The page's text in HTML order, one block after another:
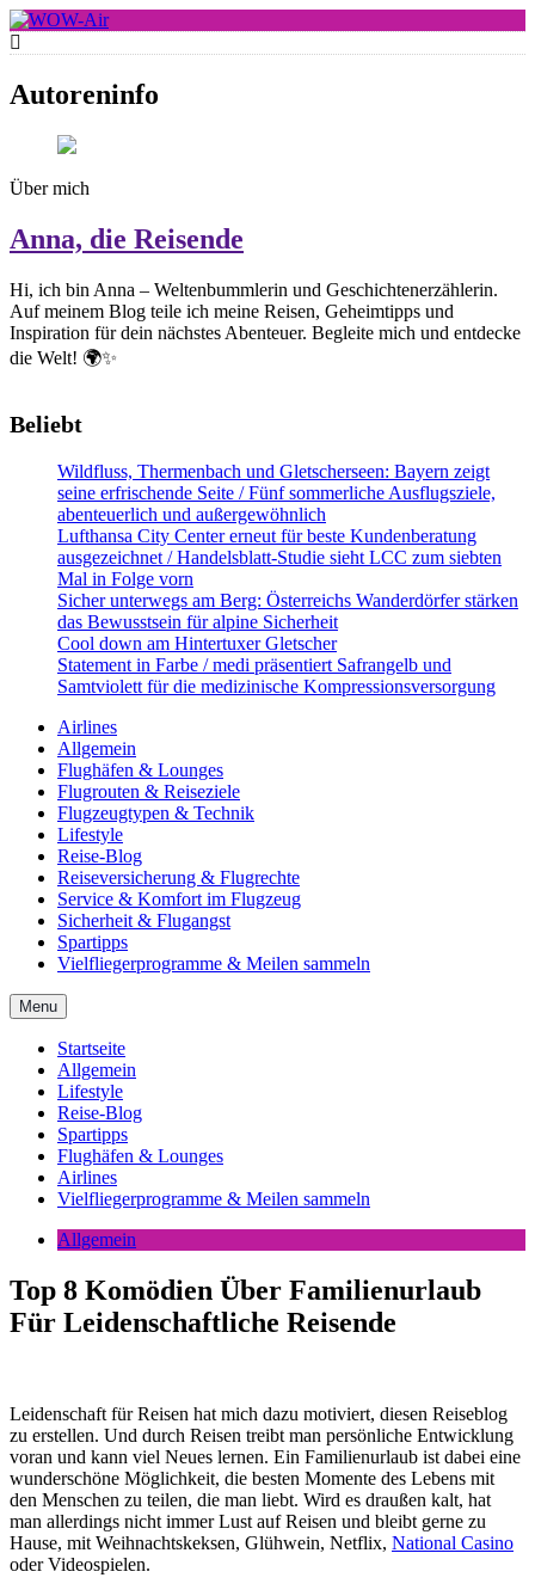
Skip
to
content
WOW-Air
Autoreninfo
Über mich
Anna, die Reisende
Hi, ich bin Anna – Weltenbummlerin und Geschichtenerzählerin.
Auf meinem Blog teile ich meine Reisen, Geheimtipps und
Inspiration für dein nächstes Abenteuer. Begleite mich und entdecke
die Welt! 🌍✨
Beliebt
Wildfluss, Thermenbach und Gletscherseen: Bayern zeigt
seine erfrischende Seite / Fünf sommerliche Ausflugsziele,
abenteuerlich und außergewöhnlich
Lufthansa City Center erneut für beste Kundenberatung
ausgezeichnet / Handelsblatt-Studie sieht LCC zum siebten
Mal in Folge vorn
Sicher unterwegs am Berg: Österreichs Wanderdörfer stärken
das Bewusstsein für alpine Sicherheit
Cool down am Hintertuxer Gletscher
Statement in Farbe / medi präsentiert Safrangelb und
Samtviolett für die medizinische Kompressionsversorgung
Airlines
Allgemein
Flughäfen & Lounges
Flugrouten & Reiseziele
Flugzeugtypen & Technik
Lifestyle
Reise-Blog
Reiseversicherung & Flugrechte
Service & Komfort im Flugzeug
Sicherheit & Flugangst
Spartipps
Vielfliegerprogramme & Meilen sammeln
Menu
Startseite
Allgemein
Lifestyle
Reise-Blog
Spartipps
Flughäfen & Lounges
Airlines
Vielfliegerprogramme & Meilen sammeln
Allgemein
Top 8 Komödien Über Familienurlaub
Für Leidenschaftliche Reisende
Leidenschaft für Reisen hat mich dazu motiviert, diesen Reiseblog
zu erstellen. Und durch Reisen treibt man persönliche Entwicklung
voran und kann viel Neues lernen. Ein Familienurlaub ist dabei eine
wunderschöne Möglichkeit, die besten Momente des Lebens mit
den Menschen zu teilen, die man liebt. Wird es draußen kalt, hat
man allerdings nicht immer Lust auf Reisen und bleibt gerne zu
Hause, mit Weihnachtskeksen, Glühwein, Netflix, National Casino
oder Videospielen.